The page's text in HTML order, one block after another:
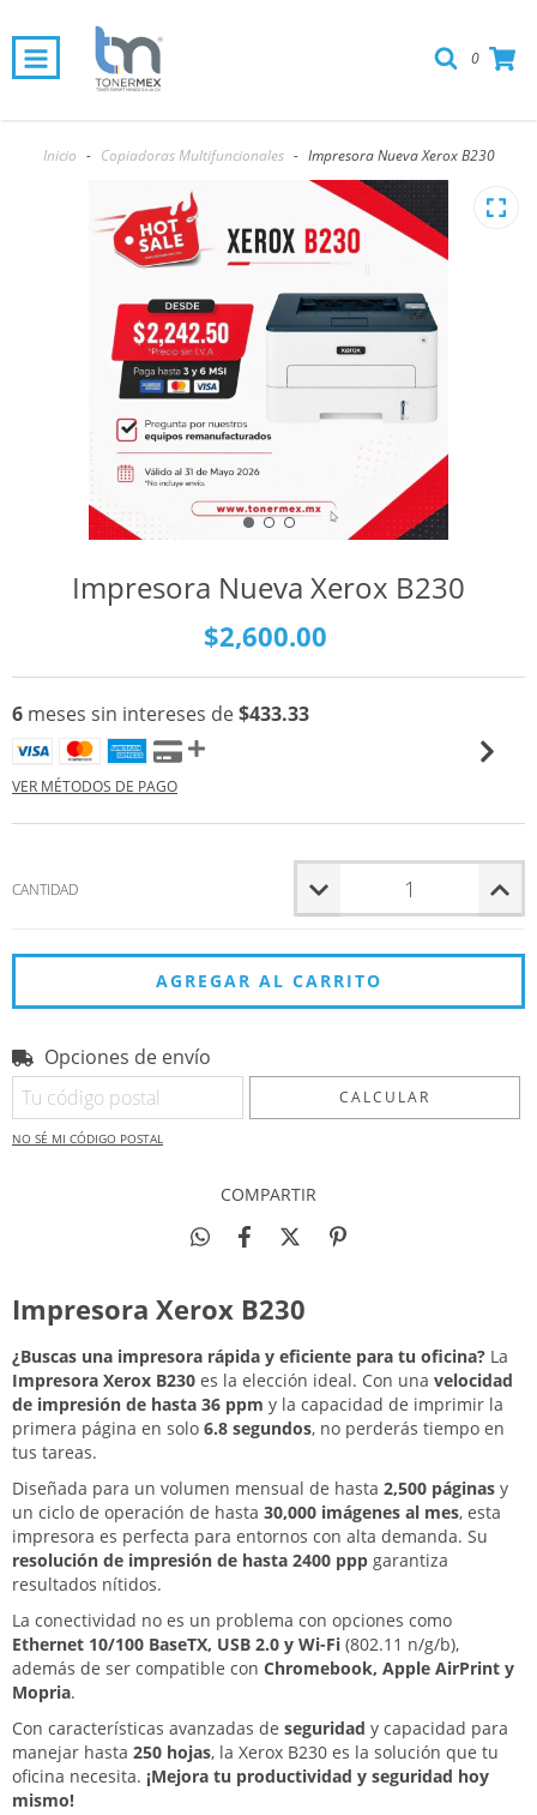
0
Inicio - Copiadoras Multifuncionales - Impresora Nueva Xerox B230
Impresora Nueva Xerox B230
$2,600.00
6 meses sin intereses de$433.33
VER MÉTODOS DE PAGO
CANTIDAD
Entregas para el CP:
Opciones de envío
CALCULAR
NO SÉ MI CÓDIGO POSTAL
COMPARTIR
Impresora Xerox B230
¿Buscas una impresora rápida y eficiente para tu oficina? La
Impresora Xerox B230 es la elección ideal. Con una velocidad
de impresión de hasta 36 ppm y la capacidad de imprimir la
primera página en solo 6.8 segundos, no perderás tiempo en
tus tareas.
Diseñada para un volumen mensual de hasta 2,500 páginas y
un ciclo de operación de hasta 30,000 imágenes al mes, esta
impresora es perfecta para entornos con alta demanda. Su
resolución de impresión de hasta 2400 ppp garantiza
resultados nítidos.
La conectividad no es un problema con opciones como
Ethernet 10/100 BaseTX, USB 2.0 y Wi-Fi (802.11 n/g/b),
además de ser compatible con Chromebook, Apple AirPrint y
Mopria.
Con características avanzadas de seguridad y capacidad para
manejar hasta 250 hojas, la Xerox B230 es la solución que tu
oficina necesita. ¡Mejora tu productividad y seguridad hoy
mismo!